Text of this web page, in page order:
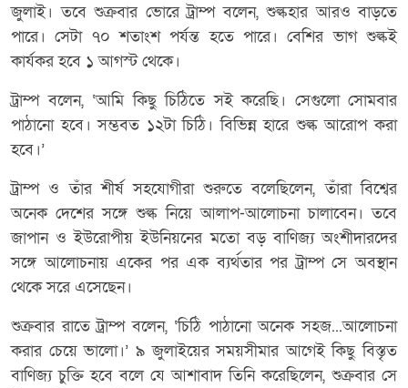
জুলাই। তবে শুক্রবার ভোরে ট্রাম্প বলেন, শুল্কহার আরও বাড়তে
পারে। সেটা ৭০ শতাংশ পর্যন্ত হতে পারে। বেশির ভাগ শুল্কই
কার্যকর হবে ১ আগস্ট থেকে।
ট্রাম্প বলেন, ‘আমি কিছু চিঠিতে সই করেছি। সেগুলো সোমবার
পাঠানো হবে। সম্ভবত ১২টা চিঠি। বিভিন্ন হারে শুল্ক আরোপ করা
হবে।’
ট্রাম্প ও তাঁর শীর্ষ সহযোগীরা শুরুতে বলেছিলেন, তাঁরা বিশ্বের
অনেক দেশের সঙ্গে শুল্ক নিয়ে আলাপ-আলোচনা চালাবেন। তবে
জাপান ও ইউরোপীয় ইউনিয়নের মতো বড় বাণিজ্য অংশীদারদের
সঙ্গে আলোচনায় একের পর এক ব্যর্থতার পর ট্রাম্প সে অবস্থান
থেকে সরে এসেছেন।
শুক্রবার রাতে ট্রাম্প বলেন, ‘চিঠি পাঠানো অনেক সহজ...আলোচনা
করার চেয়ে ভালো।’ ৯ জুলাইয়ের সময়সীমার আগেই কিছু বিস্তৃত
বাণিজ্য চুক্তি হবে বলে যে আশাবাদ তিনি করেছিলেন, শুক্রবার সে